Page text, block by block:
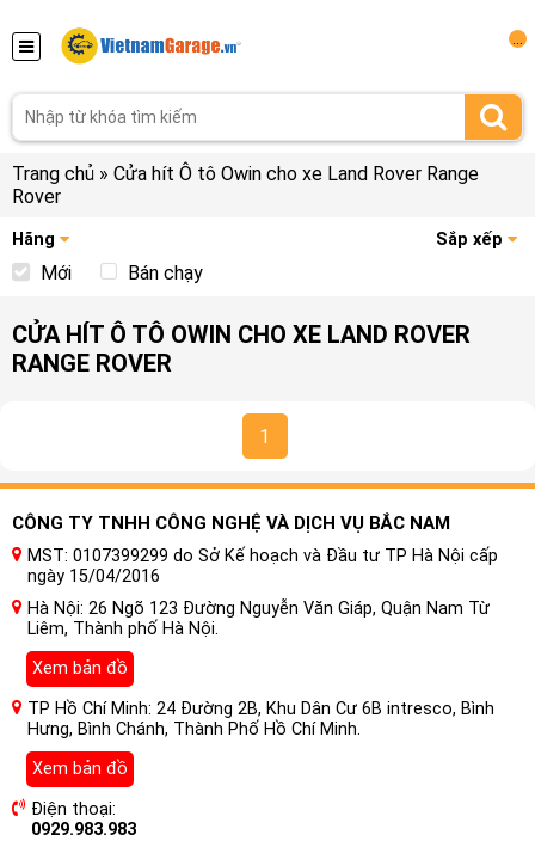
Trang chủ » Cửa hít Ô tô Owin cho xe Land Rover Range
Rover
Hãng Sắp xếp
Mới Bán chạy
CỬA HÍT Ô TÔ OWIN CHO XE LAND ROVER
RANGE ROVER
1
CÔNG TY TNHH CÔNG NGHỆ VÀ DỊCH VỤ BẮC NAM
MST: 0107399299 do Sở Kế hoạch và Đầu tư TP Hà Nội cấp
ngày 15/04/2016
Hà Nội: 26 Ngõ 123 Đường Nguyễn Văn Giáp, Quận Nam Từ
Liêm, Thành phố Hà Nội.
Xem bản đồ
TP Hồ Chí Minh: 24 Đường 2B, Khu Dân Cư 6B intresco, Bình
Hưng, Bình Chánh, Thành Phố Hồ Chí Minh.
Xem bản đồ
Điện thoại:
0929.983.983